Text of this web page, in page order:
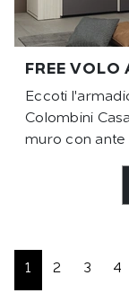
FREE
Eccoti
Colombini
muro con ante
1 2 3 4